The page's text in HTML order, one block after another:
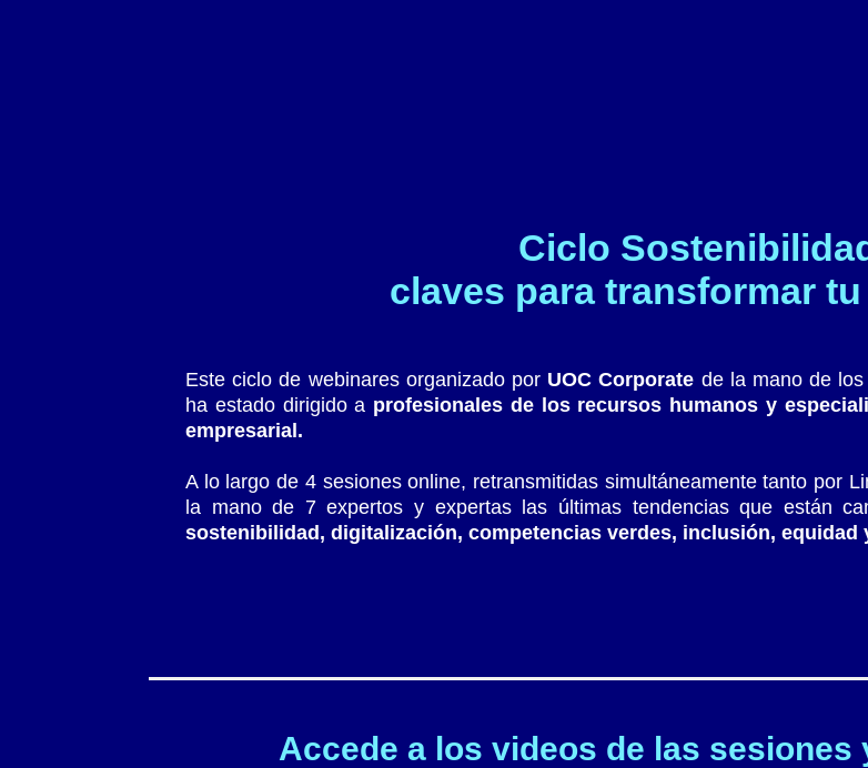
Ciclo
claves para transformar
Este ciclo de webinares organizado por UOC Corporate de la mano de los
ha estado dirigido a profesionales de los recursos humanos y
empresarial.
A lo largo de 4 sesiones online, retransmitidas simultáneamente tanto por
la mano de 7 expertos y expertas las últimas tendencias que están
sostenibilidad, digitalización, competencias verdes, inclusión,
Accede a los videos de las